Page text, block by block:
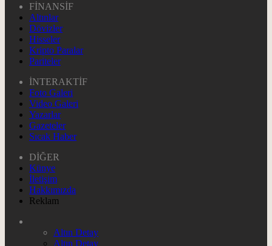
FİNANSİF
Altınlar
Dövizler
Hisseler
Kripto Paralar
Pariteler
İNTERAKTİF
Foto Galeri
Video Galeri
Yazarlar
Gazeteler
Sıcak Haber
DİĞER
Künye
İletişim
Hakkımızda
Reklam
Altın Detay
Altın Detay